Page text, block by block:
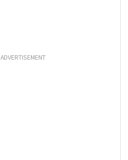
ADVERTISEMENT